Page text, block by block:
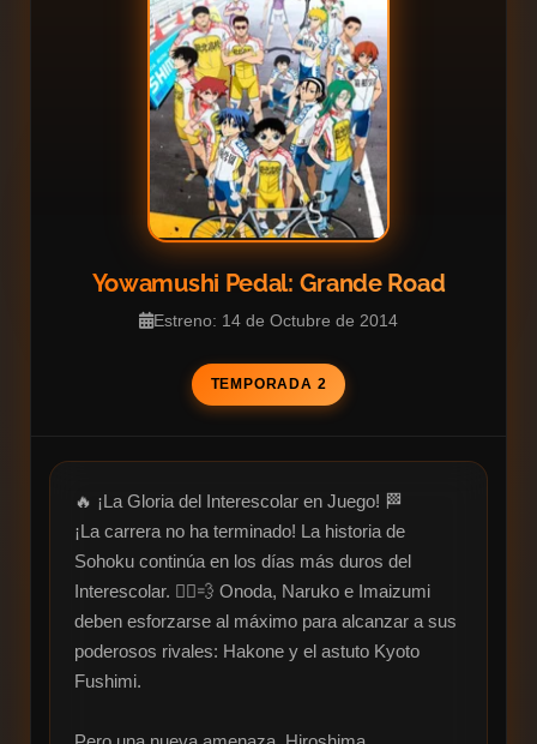
Yowamushi Pedal: Grande Road
Estreno: 14 de Octubre de 2014
TEMPORADA 2
🔥 ¡La Gloria del Interescolar en Juego! 🏁
¡La carrera no ha terminado! La historia de
Sohoku continúa en los días más duros del
Interescolar. 🚴‍♂️💨 Onoda, Naruko e Imaizumi
deben esforzarse al máximo para alcanzar a sus
poderosos rivales: Hakone y el astuto Kyoto
Fushimi.